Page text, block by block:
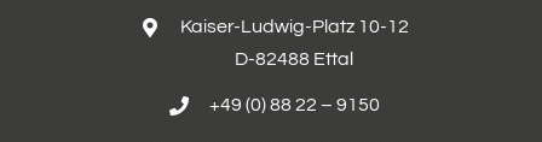
Kaiser-Ludwig-Platz 10-12
D-82488 Ettal
+49 (0) 88 22 – 9150